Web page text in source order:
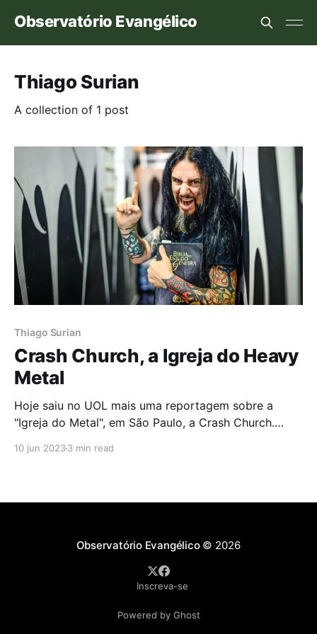
Observatório Evangélico
Thiago Surian
A collection of 1 post
Thiago Surian
Crash Church, a Igreja do Heavy
Metal
Hoje saiu no UOL mais uma reportagem sobre a
"Igreja do Metal", em São Paulo, a Crash Church.
desde quando se chamava Zadoque. Existem outras
10 jun 20233 min read
Observatório Evangélico© 2026
Inscreva-se
Powered by Ghost